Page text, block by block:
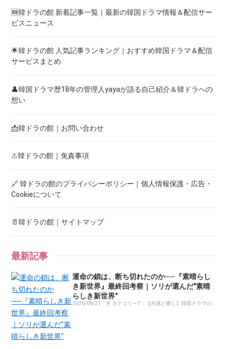
🆕韓ドラの館 新着記事一覧｜最新の韓国ドラマ情報＆配信サー
ビスニュース
🌟韓ドラの館 人気記事ランキング｜おすすめ韓国ドラマ＆配信
サービスまとめ
👤韓国ドラマ歴18年の管理人yayaが語る自己紹介＆韓ドラへの
想い
📩韓ドラの館｜お問い合わせ
⚠韓ドラの館｜免責事項
🔗 韓ドラの館のプライバシーポリシー｜個人情報保護・広告・
Cookieについて
📄韓ドラの館｜サイトマップ
最新記事
運命の鎖は、断ち切れたのか──『素晴らし
き新世界』最終回考察｜ソリが選んだ"素晴
らしき新世界"
2026/06/21
📓 カテゴリー7：【共感と癒し】韓国ドラマの